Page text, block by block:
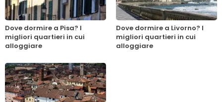
Dove dormire a Pisa? I
migliori quartieri in cui
alloggiare
Dove dormire a Livorno? I
migliori quartieri in cui
alloggiare